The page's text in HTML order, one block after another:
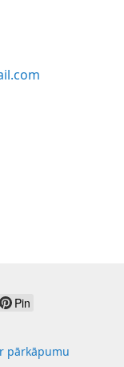
Pin
pārkāpumu